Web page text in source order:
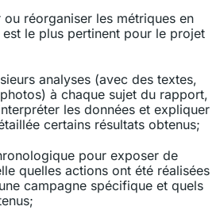
réorganiser les métriques en
le plus pertinent pour le projet
analyses (avec des textes,
à chaque sujet du rapport,
les données et expliquer
certains résultats obtenus;
pour exposer de
quelles actions ont été réalisées
campagne spécifique et quels